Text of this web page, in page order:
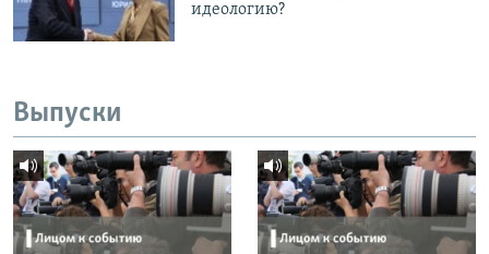
идеологию?
Выпуски